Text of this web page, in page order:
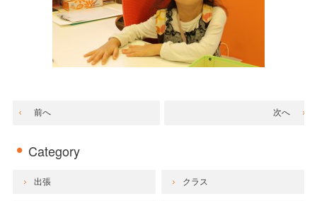
前へ 次へ
Category
出張 クラス